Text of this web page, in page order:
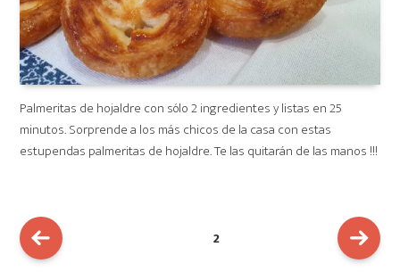
Palmeritas de hojaldre con sólo 2 ingredientes y listas en 25
minutos. Sorprende a los más chicos de la casa con estas
estupendas palmeritas de hojaldre. Te las quitarán de las manos !!!
NAVEGACIÓN
DE
ENTRADAS
PAGE2